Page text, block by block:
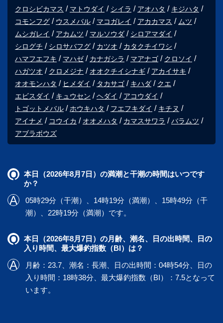
クロシビカマス
マトウダイ シイラ アオハタ
キジハタ
コモンフグ
ウスメバル マコガレイ アカカマス
ムツ
ムシガレイ
アカムツ マルソウダ
シロアマダイ
シログチ
シロサバフグ カツオ
カタクチイワシ
ハマフエフキ
マハゼ カナガシラ マアナゴ
クロソイ
ハガツオ
クロメジナ オオクチイシナギ
アカイサキ
オオモンハタ
ヒメダイ タカサゴ キハダ
クエ
エビスダイ
キュウセン ヘダイ
アコウダイ
トゴットメバル
ホウキハタ フエフキダイ
キチヌ
アイナメ
コウイカ オオメハタ カマスサワラ
バラムツ
アブラボウズ
本日（2026年8月7日）の満潮と干潮の時間はいつです
か？
05時29分（干潮）、14時19分（満潮）、15時49分（干
潮）、22時19分（満潮）です。
本日（2026年8月7日）の月齢、潮名、日の出時間、日の
入り時間、最大爆釣指数（BI）は？
月齢：23.7、潮名：長潮、日の出時間：04時54分、日の
入り時間：18時38分、最大爆釣指数（BI）：7.5となって
います。